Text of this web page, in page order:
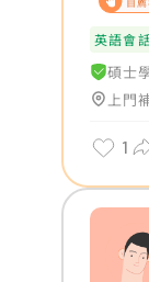
英語會
碩士
上門
1